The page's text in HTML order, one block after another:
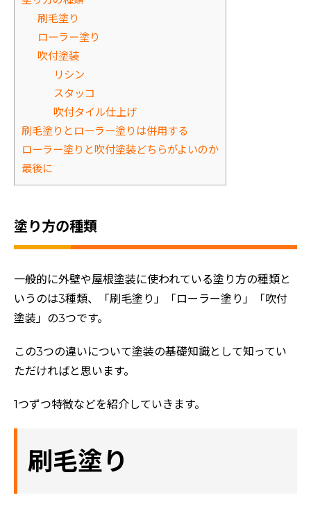
刷毛塗り
ローラー塗り
吹付塗装
リシン
スタッコ
吹付タイル仕上げ
刷毛塗りとローラー塗りは併用する
ローラー塗りと吹付塗装どちらがよいのか
最後に
塗り方の種類
一般的に外壁や屋根塗装に使われている塗り方の種類と
いうのは3種類、「刷毛塗り」「ローラー塗り」「吹付
塗装」の3つです。
この3つの違いについて塗装の基礎知識として知ってい
ただければと思います。
1つずつ特徴などを紹介していきます。
刷毛塗り